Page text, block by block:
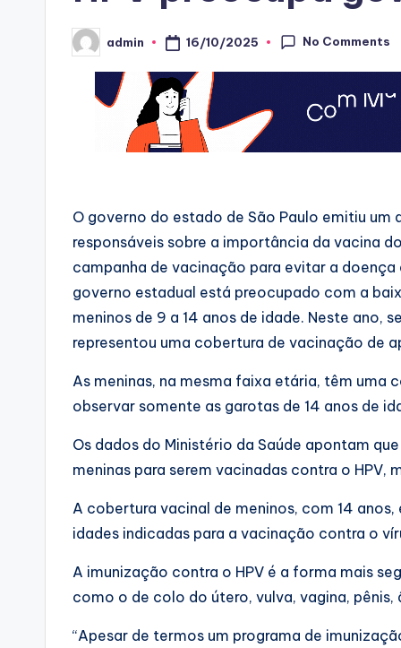
Posted
by
admin 16/10/2025 No Comments
O governo do estado de São Paulo emitiu
responsáveis sobre a importância da vacina
campanha de vacinação para evitar a
governo estadual está preocupado com a
meninos de 9 a 14 anos de idade. Neste ano,
representou uma cobertura de vacinação de
As meninas, na mesma faixa etária, têm uma
observar somente as garotas de 14 anos de
Os dados do Ministério da Saúde apontam
meninas para serem vacinadas contra o HPV,
A cobertura vacinal de meninos, com 14
idades indicadas para a vacinação contra o
A imunização contra o HPV é a forma mais
como o de colo do útero, vulva, vagina, pênis,
“Apesar de termos um programa de